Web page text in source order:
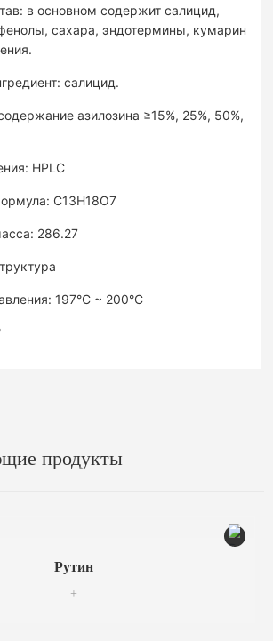
в основном содержит салицид,
сахара, эндотермины, кумарин
салицид.
азилозина ≥15%, 25%, 50%,
HPLC
C13H18O7
286.27
197°C ~ 200°C
продукты
Рутин
+